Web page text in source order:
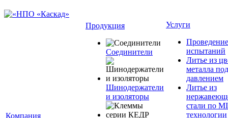
Компания
Продукция
Соединители
Шинодержатели
и изоляторы
Услуги
Проведение
испытаний
Литье из
металла под
давлением
Литье из
стали по
технологии